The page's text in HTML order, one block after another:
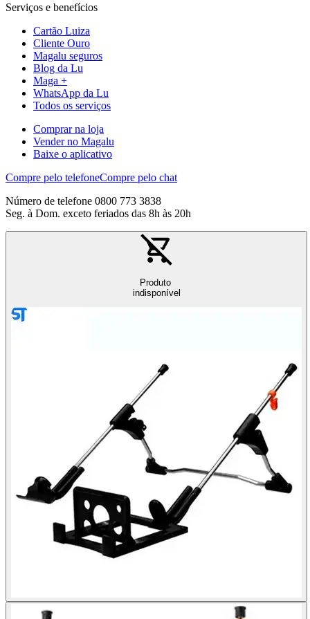
Serviços e benefícios
Cartão Luiza
Cliente Ouro
Magalu seguros
Blog da Lu
Maga +
WhatsApp da Lu
Todos os serviços
Comprar na loja
Vender no Magalu
Baixe o aplicativo
Compre pelo telefoneCompre pelo chat
Número de telefone 0800 773 3838
Seg. à Dom. exceto feriados das 8h às 20h
Produto
indisponível